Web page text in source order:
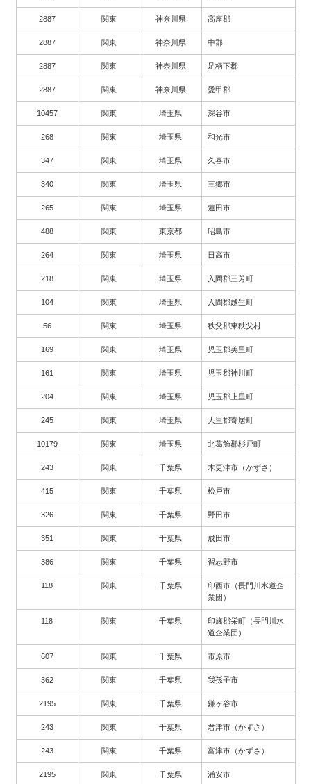
2887 関東 神奈川県 高座郡
2887 関東 神奈川県 中郡
2887 関東 神奈川県 足柄下郡
2887 関東 神奈川県 愛甲郡
10457 関東 埼玉県 深谷市
268 関東 埼玉県 和光市
347 関東 埼玉県 久喜市
340 関東 埼玉県 三郷市
265 関東 埼玉県 蓮田市
488 関東 東京都 昭島市
264 関東 埼玉県 日高市
218 関東 埼玉県 入間郡三芳町
104 関東 埼玉県 入間郡越生町
56 関東 埼玉県 秩父郡東秩父村
169 関東 埼玉県 児玉郡美里町
161 関東 埼玉県 児玉郡神川町
204 関東 埼玉県 児玉郡上里町
245 関東 埼玉県 大里郡寄居町
10179 関東 埼玉県 北葛飾郡杉戸町
243 関東 千葉県 木更津市（かずさ）
415 関東 千葉県 松戸市
326 関東 千葉県 野田市
351 関東 千葉県 成田市
386 関東 千葉県 習志野市
118 関東 千葉県
印西市（長門川水道企
業団）
118 関東 千葉県
印旛郡栄町（長門川水
道企業団）
607 関東 千葉県 市原市
362 関東 千葉県 我孫子市
2195 関東 千葉県 鎌ヶ谷市
243 関東 千葉県 君津市（かずさ）
243 関東 千葉県 富津市（かずさ）
2195 関東 千葉県 浦安市